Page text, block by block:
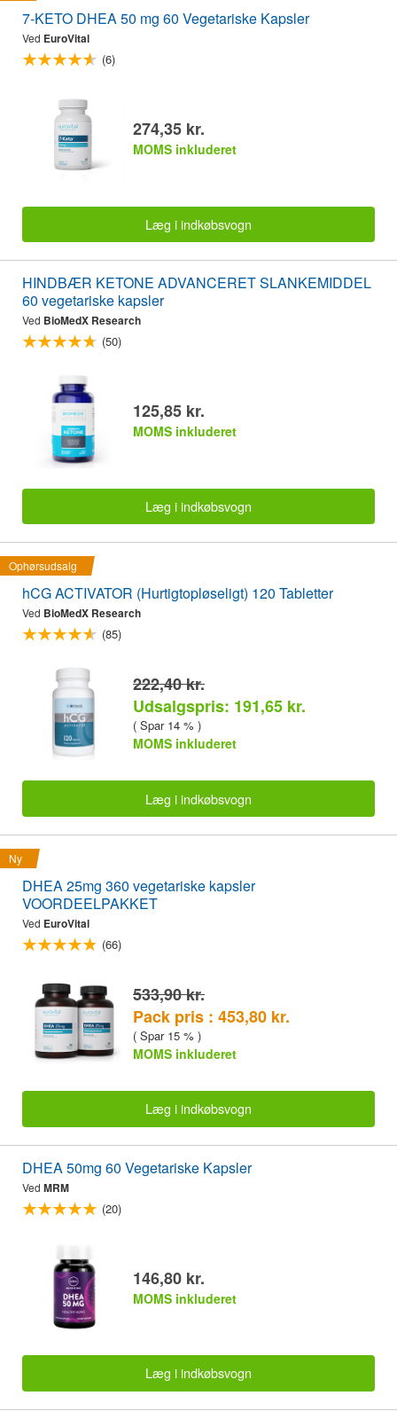
7-KETO DHEA 50 mg 60 Vegetariske Kapsler
Ved EuroVital
(6)
274,35 kr.
MOMS inkluderet
Læg i indkøbsvogn
HINDBÆR KETONE ADVANCERET SLANKEMIDDEL
60 vegetariske kapsler
Ved BioMedX Research
(50)
125,85 kr.
MOMS inkluderet
Læg i indkøbsvogn
Ophørsudsalg
hCG ACTIVATOR (Hurtigtopløseligt) 120 Tabletter
Ved BioMedX Research
(85)
222,40 kr.
Udsalgspris: 191,65 kr.
( Spar 14 % )
MOMS inkluderet
Læg i indkøbsvogn
Ny
DHEA 25mg 360 vegetariske kapsler
VOORDEELPAKKET
Ved EuroVital
(66)
533,90 kr.
Pack pris : 453,80 kr.
( Spar 15 % )
MOMS inkluderet
Læg i indkøbsvogn
DHEA 50mg 60 Vegetariske Kapsler
Ved MRM
(20)
146,80 kr.
MOMS inkluderet
Læg i indkøbsvogn